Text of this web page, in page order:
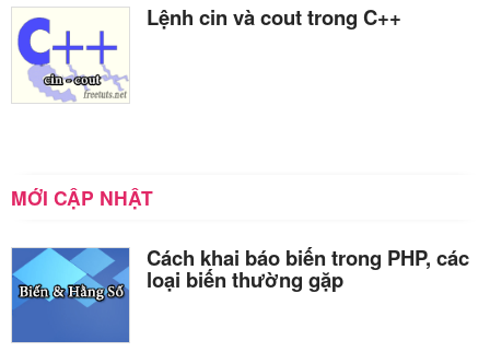
Lệnh cin và cout trong C++
MỚI CẬP NHẬT
Cách khai báo biến trong PHP, các
loại biến thường gặp